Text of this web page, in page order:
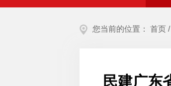
您当前的位置： 首页 /
民建广东